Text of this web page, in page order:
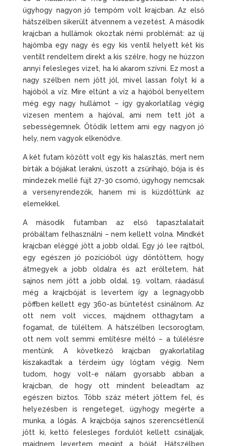
úgyhogy nagyon jó tempóm volt krajcban. Az első
hátszélben sikerült átvennem a vezetést. A második
krajcban a hullámok okoztak némi problémát: az új
hajómba egy nagy és egy kis ventil helyett két kis
ventilt rendeltem direkt a kis szélre, hogy ne húzzon
annyi felesleges vizet, ha ki akarom szívni. Ez most a
nagy szélben nem jött jól, mivel lassan folyt ki a
hajóból a víz. Mire eltűnt a víz a hajóból benyeltem
még egy nagy hullámot – így gyakorlatilag végig
vizesen mentem a hajóval, ami nem tett jót a
sebességemnek. Ötödik lettem ami egy nagyon jó
hely, nem vagyok elkenődve.
A két futam között volt egy kis halasztás, mert nem
bírták a bójákat lerakni, úszott a zsűrihajó, bója is és
mindezek mellé fújt 27-30 csomó, úgyhogy nemcsak
a versenyrendezők, hanem mi is küzdöttünk az
elemekkel.
A második futamban az első tapasztalatait
próbáltam felhasználni – nem kellett volna. Mindkét
krajcban eléggé jött a jobb oldal. Egy jó lee rajtból,
egy egészen jó pozícióból úgy döntöttem, hogy
átmegyek a jobb oldalra és azt erőltetem, hát
sajnos nem jött a jobb oldal. 19. voltam, ráadásul
még a krajcbóját is levertem így a legnagyobb
pöffben kellett egy 360-as büntetést csinálnom. Az
ott nem volt vicces, majdnem otthagytam a
fogamat, de túléltem. A hátszélben lecsorogtam,
ott nem volt semmi említésre méltó – a túlélésre
mentünk. A következő krajcban gyakorlatilag
kiszakadtak a térdeim úgy lógtam végig. Nem
tudom, hogy volt-e nálam gyorsabb abban a
krajcban, de hogy ott mindent beleadtam az
egészen biztos. Több száz métert jöttem fel, és
helyezésben is rengeteget, úgyhogy megérte a
munka, a lógás. A krajcbója sajnos szerencsétlenül
jött ki, kettő felesleges fordulót kellett csináljak,
majdnem levertem megint a bóját. Hátszélben